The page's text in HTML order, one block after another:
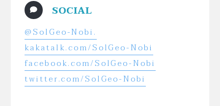
SOCIAL
@SolGeo-Nobi.
kakatalk.com/SolGeo-Nobi
facebook.com/SolGeo-Nobi
twitter.com/SolGeo-Nobi